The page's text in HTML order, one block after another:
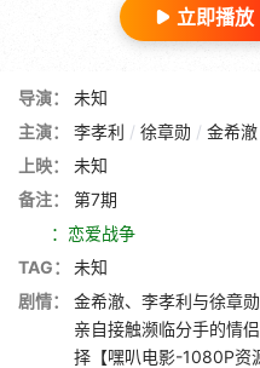
立即播放
导演：
未知
主演：
李孝利 / 徐章勋 / 金希澈
上映：
未知
备注：
第7期
：恋爱战争
TAG：
未知
剧情：
金希澈、李孝利与徐章
亲自接触濒临分手的情
择【嘿叭电影-1080P资